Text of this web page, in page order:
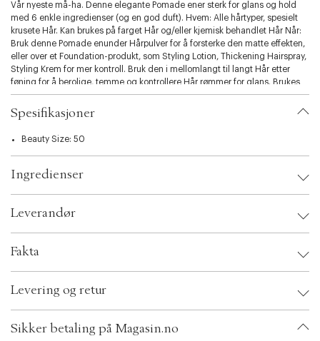
.
v
a
r
i
a
t
i
o
.
l
t
n
Vår nyeste må-ha. Denne elegante Pomade ener sterk for glans og hold
med 6 enkle ingredienser (og en god duft). Hvem: Alle hårtyper, spesielt
krusete Hår. Kan brukes på farget Hår og/eller kjemisk behandlet Hår Når:
Bruk denne Pomade enunder Hårpulver for å forsterke den matte effekten,
eller over et Foundation-produkt, som Styling Lotion, Thickening Hairspray,
Styling Krem for mer kontroll. Bruk den i mellomlangt til langt Hår etter
føning for å berolige, temme og kontrollere Hår rømmer for glans. Brukes
på kort Hår for å fremheve detaljer. Hvordan: Før fingrene gjennom håret
med denne Pomade enog arbeid godt inn i tørt Hår for å temme, forbedre
detaljer og tilføre fuktighet.
Spesifikasjoner
Beauty Size: 50
Ingredienser
Leverandør
Fakta
EAN: 685428015586
ID: AAPW82-0008
Levering og retur
Sikker betaling på Magasin.no